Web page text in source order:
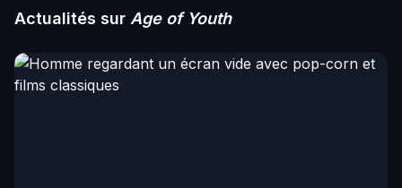
Actualités sur Age of Youth